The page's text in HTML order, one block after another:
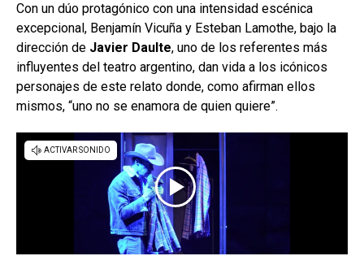
Con un dúo protagónico con una intensidad escénica
excepcional, Benjamín Vicuña y Esteban Lamothe, bajo la
dirección de Javier Daulte, uno de los referentes más
influyentes del teatro argentino, dan vida a los icónicos
personajes de este relato donde, como afirman ellos
mismos, “uno no se enamora de quien quiere”.